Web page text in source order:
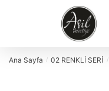
Ana Sayfa / 02 RENKLİ SERİ /